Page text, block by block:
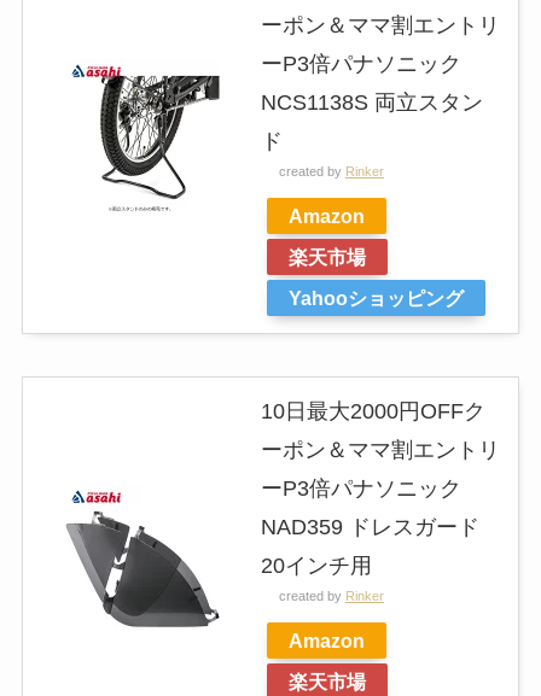
ーポン＆ママ割エントリ
ーP3倍パナソニック
NCS1138S 両立スタン
ド
created by Rinker
Amazon
楽天市場
Yahooショッピング
10日最大2000円OFFク
ーポン＆ママ割エントリ
ーP3倍パナソニック
NAD359 ドレスガード
20インチ用
created by Rinker
Amazon
楽天市場